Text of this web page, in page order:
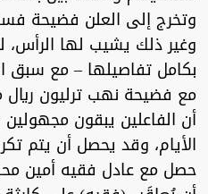
وتخرج إلى العلن فضيحة
وغير ذلك يشيب لها الرأس،
بكامل تفاصيلها – مع سبق
مع فضيحة نهب ترليون ريال
أن الفاعلين يبقون
الأيام، وقد يحصل أن يتم
حصل مع عادل فقيه أمين